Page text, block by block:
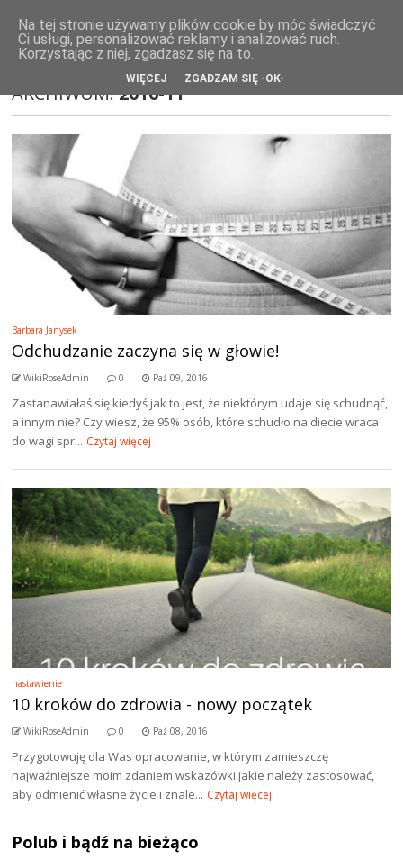
WikiRose blog
ARCHIWUM:2016-11
Barbara Janysek
Odchudzanie zaczyna się w głowie!
WikiRoseAdmin 0 Paź 09, 2016
Zastanawiałaś się kiedyś jak to jest, że niektórym udaje się schudnąć,
a innym nie? Czy wiesz, że 95% osób, które schudło na diecie wraca
do wagi spr... Czytaj więcej
nastawienie
10 kroków do zdrowia - nowy początek
WikiRoseAdmin 0 Paź 08, 2016
Przygotowuję dla Was opracowanie, w którym zamieszczę
najważniejsze moim zdaniem wskazówki jakie należy zastosować,
aby odmienić własne życie i znale... Czytaj więcej
Polub i bądź na bieżąco
Na tej stronie używamy plików cookie by móc świadczyć
Ci usługi, personalizować reklamy i analizować ruch.
Korzystając z niej, zgadzasz się na to.
WIĘCEJ ZGADZAM SIĘ -OK-